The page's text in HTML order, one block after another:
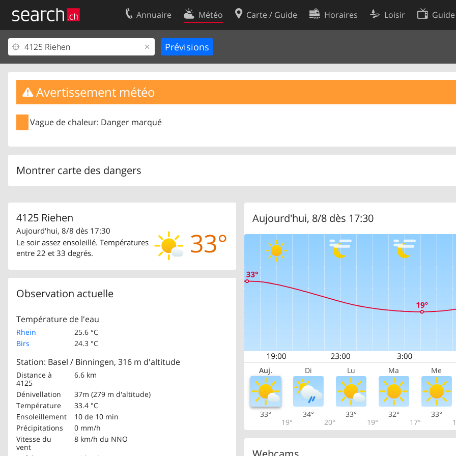
Annuaire Météo Carte / Guide Horaires Loisir
Avertissement météo
Vague de chaleur: Danger marqué
Montrer carte des dangers
4125 Riehen
33°
Aujourd'hui, 8/8 dès 17:30
Le soir assez ensoleillé. Températures
entre 22 et 33 degrés.
Observation actuelle
Température de l'eau
Rhein
25.6 °C
Birs
24.3 °C
Station: Basel / Binningen, 316 m d'altitude
Distance à
4125
6.6 km
Dénivellation
37m (279 m d'altitude)
Température
33.4 °C
Ensoleillement
10 de 10 min
Précipitations
0 mm/h
Vitesse du
vent
8 km/h du NNO
Aujourd'hui, 8/8 dès 17:30
Auj. Di Lu Ma Me
33°
19°
34°
20°
33°
19°
32°
17°
33°
Votre inscription
Centre clients
Mentions Légales
Contact
Conditions d’utilisation
Protection des données
Préférences de cookies
Développeurs